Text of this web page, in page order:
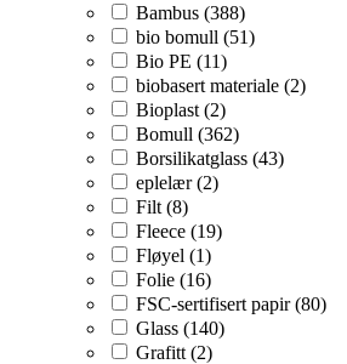
Bambus (388)
bio bomull (51)
Bio PE (11)
biobasert materiale (2)
Bioplast (2)
Bomull (362)
Borsilikatglass (43)
eplelær (2)
Filt (8)
Fleece (19)
Fløyel (1)
Folie (16)
FSC-sertifisert papir (80)
Glass (140)
Grafitt (2)